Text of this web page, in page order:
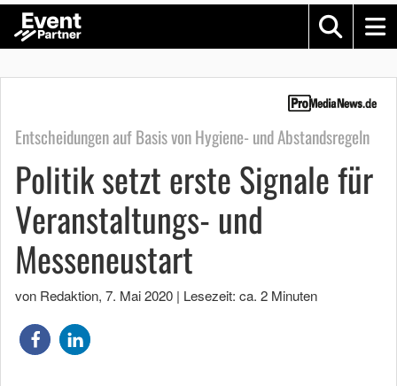
Entscheidungen auf Basis von Hygiene- und Abstandsregeln
Politik setzt erste Signale für
Veranstaltungs- und
Messeneustart
von Redaktion, 7. Mai 2020 | Lesezeit: ca. 2 Minuten